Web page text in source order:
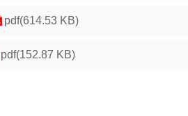
pdf(614.53 KB)
pdf(152.87 KB)